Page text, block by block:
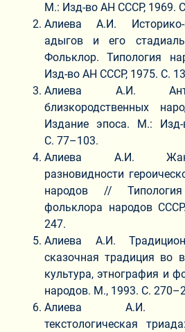
М.: Изд-во АН СССР, 1969.
Алиева А.И. Историко-
адыгов и его
Фольклор. Типология
Изд-во АН СССР, 1975. С.
Алиева А.И.
близкородственных
Издание эпоса. М.:
С. 77–103.
Алиева А.И.
разновидности
народов //
фольклора народов
247.
Алиева А.И.
сказочная традиция во
культура, этнография и
народов. М., 1993. С.
Алиева А.И.
текстологическая